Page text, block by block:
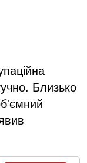
Близько